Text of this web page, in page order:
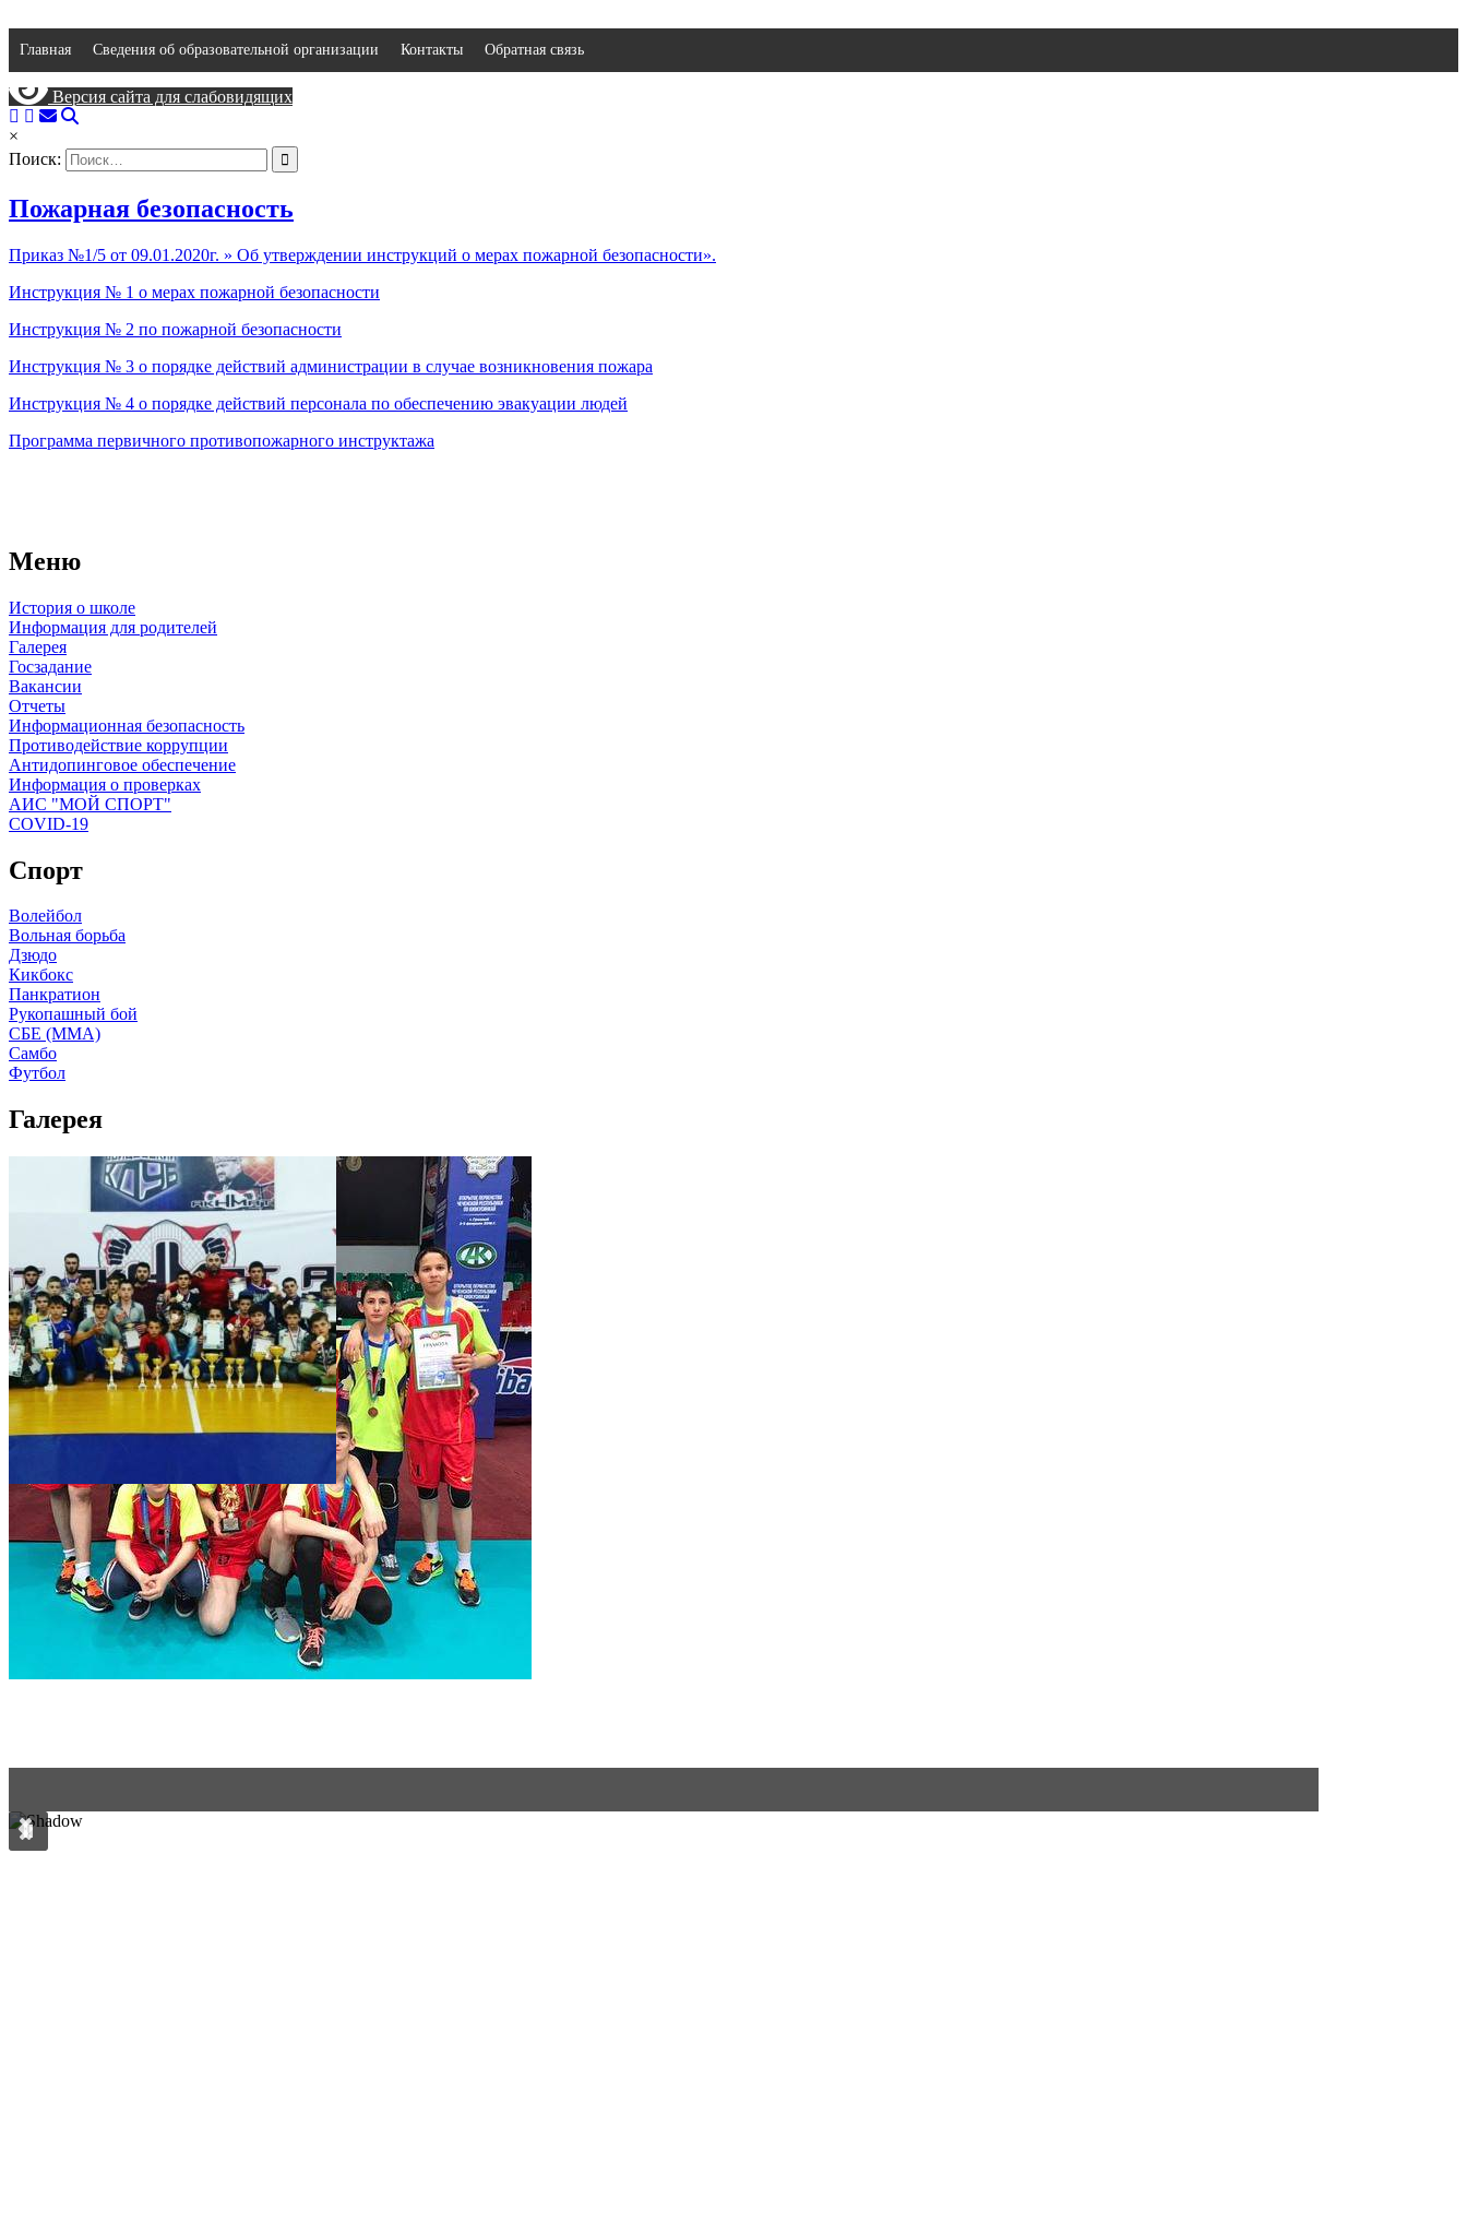
Главная Сведения об образовательной организации Контакты Обратная связь
Версия сайта для слабовидящих
×
Поиск:
Пожарная безопасность
Приказ №1/5 от 09.01.2020г. » Об утверждении инструкций о мерах пожарной безопасности».
Инструкция № 1 о мерах пожарной безопасности
Инструкция № 2 по пожарной безопасности
Инструкция № 3 о порядке действий администрации в случае возникновения пожара
Инструкция № 4 о порядке действий персонала по обеспечению эвакуации людей
Программа первичного противопожарного инструктажа
Меню
История о школе
Информация для родителей
Галерея
Госзадание
Вакансии
Отчеты
Информационная безопасность
Противодействие коррупции
Антидопинговое обеспечение
Информация о проверках
АИС "МОЙ СПОРТ"
COVID-19
Спорт
Волейбол
Вольная борьба
Дзюдо
Кикбокс
Панкратион
Рукопашный бой
СБЕ (ММА)
Самбо
Футбол
Галерея